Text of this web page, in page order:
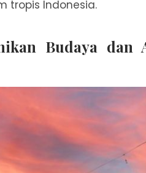
tropis Indonesia.
Budaya dan